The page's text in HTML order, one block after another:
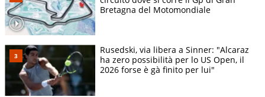
Bretagna del Motomondiale
Rusedski, via libera a Sinner: "Alcaraz
ha zero possibilità per lo US Open, il
2026 forse è gà finito per lui"